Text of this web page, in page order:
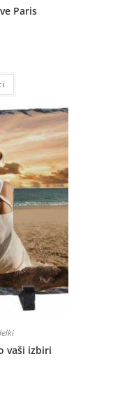
Paris
vaši izbiri